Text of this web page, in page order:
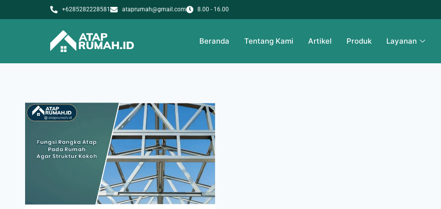
+6285282228581 ataprumah@gmail.com 8.00 - 16.00
Beranda Tentang Kami Artikel Produk Layanan